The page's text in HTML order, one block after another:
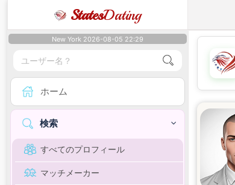
StatesDating
New York 2026-08-05 22:29
ホーム
検索
すべてのプロフィール
マッチメーカー